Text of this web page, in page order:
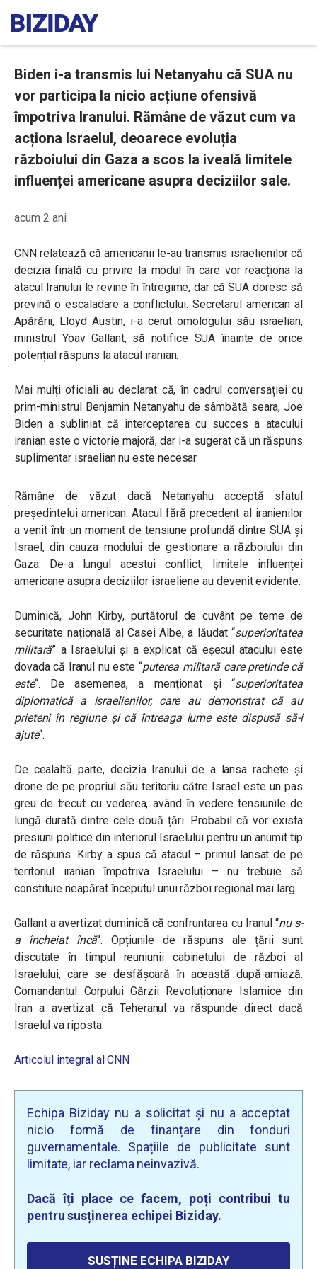
Biden i-a transmis lui Netanyahu că SUA nu
vor participa la nicio acțiune ofensivă
împotriva Iranului. Rămâne de văzut cum va
acționa Israelul, deoarece evoluția
războiului din Gaza a scos la iveală limitele
influenței americane asupra deciziilor sale.
acum 2 ani
CNN relatează că americanii le-au transmis israelienilor că
decizia finală cu privire la modul în care vor reacționa la
atacul Iranului le revine în întregime, dar că SUA doresc să
prevină o escaladare a conflictului. Secretarul american al
Apărării, Lloyd Austin, i-a cerut omologului său israelian,
ministrul Yoav Gallant, să notifice SUA înainte de orice
potențial răspuns la atacul iranian.
Mai mulți oficiali au declarat că, în cadrul conversației cu
prim-ministrul Benjamin Netanyahu de sâmbătă seara, Joe
Biden a subliniat că interceptarea cu succes a atacului
iranian este o victorie majoră, dar i-a sugerat că un răspuns
suplimentar israelian nu este necesar.
Rămâne de văzut dacă Netanyahu acceptă sfatul
președintelui american. Atacul fără precedent al iranienilor
a venit într-un moment de tensiune profundă dintre SUA și
Israel, din cauza modului de gestionare a războiului din
Gaza. De-a lungul acestui conflict, limitele influenței
americane asupra deciziilor israeliene au devenit evidente.
Duminică, John Kirby, purtătorul de cuvânt pe teme de
securitate națională al Casei Albe, a lăudat “superioritatea
militară” a Israelului și a explicat că eșecul atacului este
dovada că Iranul nu este “puterea militară care pretinde că
este“. De asemenea, a menționat și “superioritatea
diplomatică a israelienilor, care au demonstrat că au
prieteni în regiune și că întreaga lume este dispusă să-i
ajute“.
De cealaltă parte, decizia Iranului de a lansa rachete și
drone de pe propriul său teritoriu către Israel este un pas
greu de trecut cu vederea, având în vedere tensiunile de
lungă durată dintre cele două țări. Probabil că vor exista
presiuni politice din interiorul Israelului pentru un anumit tip
de răspuns. Kirby a spus că atacul – primul lansat de pe
teritoriul iranian împotriva Israelului – nu trebuie să
constituie neapărat începutul unui război regional mai larg.
Gallant a avertizat duminică că confruntarea cu Iranul “nu s-
a încheiat încă“. Opțiunile de răspuns ale țării sunt
discutate în timpul reuniunii cabinetului de război al
Israelului, care se desfășoară în această după-amiază.
Comandantul Corpului Gărzii Revoluționare Islamice din
Iran a avertizat că Teheranul va răspunde direct dacă
Israelul va riposta.
Articolul integral al CNN
Echipa Biziday nu a solicitat și nu a acceptat
nicio formă de finanțare din fonduri
guvernamentale. Spațiile de publicitate sunt
limitate, iar reclama neinvazivă.
Dacă îți place ce facem, poți contribui tu
pentru susținerea echipei Biziday.
SUSȚINE ECHIPA BIZIDAY